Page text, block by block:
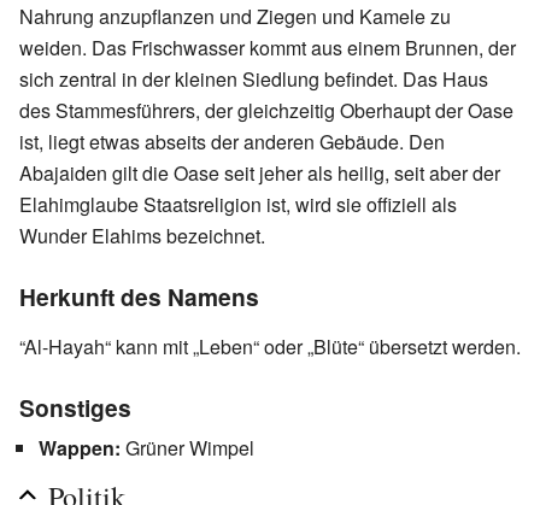
Nahrung anzupflanzen und Ziegen und Kamele zu
weiden. Das Frischwasser kommt aus einem Brunnen, der
sich zentral in der kleinen Siedlung befindet. Das Haus
des Stammesführers, der gleichzeitig Oberhaupt der Oase
ist, liegt etwas abseits der anderen Gebäude. Den
Abajaiden gilt die Oase seit jeher als heilig, seit aber der
Elahimglaube Staatsreligion ist, wird sie offiziell als
Wunder Elahims bezeichnet.
Herkunft des Namens
“Al-Hayah“ kann mit „Leben“ oder „Blüte“ übersetzt werden.
Sonstiges
Wappen: Grüner Wimpel
Politik